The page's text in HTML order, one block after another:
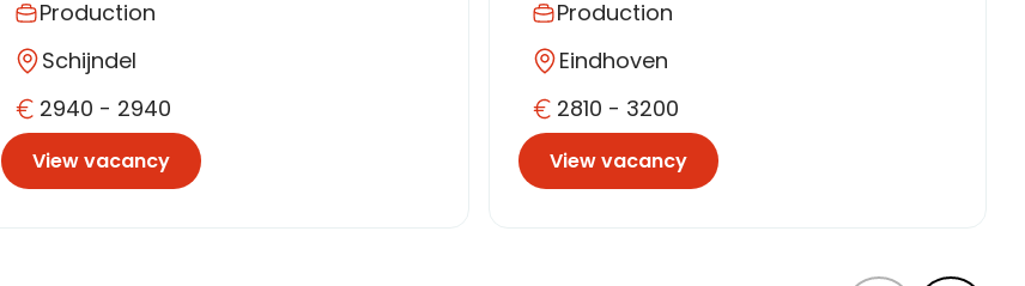
Production
Schijndel
2940 - 2940
View vacancy
Production
Eindhoven
2810 - 3200
View vacancy